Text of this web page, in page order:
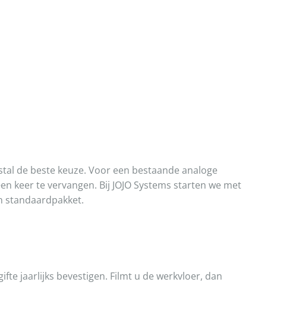
de beste keuze. Voor een bestaande analoge
te vervangen. Bij JOJO Systems starten we met
standaardpakket.
jaarlijks bevestigen. Filmt u de werkvloer, dan